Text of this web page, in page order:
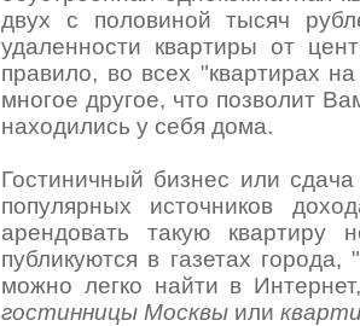
двух с половиной тысяч
удаленности квартиры от
правило, во всех "квартирах
многое другое, что позволит
находились у себя дома.
Гостиничный бизнес или
популярных источников
арендовать такую квартиру
публикуются в газетах
можно легко найти в
гостинницы Москвы или